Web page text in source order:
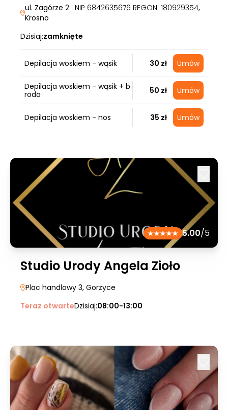
ul. Zagórze 2 | NIP 6842635676 REGON: 180929354,
Krosno
Dzisiaj:zamknięte
Depilacja woskiem - wąsik 30 zł Umów
Depilacja woskiem - wąsik + b
roda
50 zł Umów
Depilacja woskiem - nos 35 zł Umów
5.00/5
Studio Urody Angela Zioło
Plac handlowy 3, Gorzyce
Teraz otwarteDzisiaj:08:00-13:00